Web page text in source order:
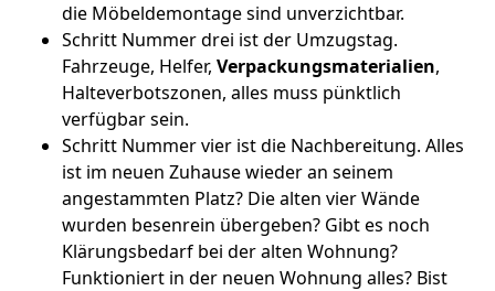
die Möbeldemontage sind unverzichtbar.
Schritt Nummer drei ist der Umzugstag.
Fahrzeuge, Helfer, Verpackungsmaterialien,
Halteverbotszonen, alles muss pünktlich
verfügbar sein.
Schritt Nummer vier ist die Nachbereitung. Alles
ist im neuen Zuhause wieder an seinem
angestammten Platz? Die alten vier Wände
wurden besenrein übergeben? Gibt es noch
Klärungsbedarf bei der alten Wohnung?
Funktioniert in der neuen Wohnung alles? Bist